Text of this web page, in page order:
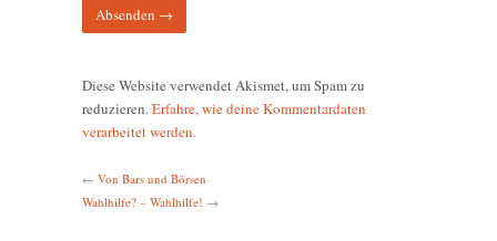
Diese Website verwendet Akismet, um Spam zu
reduzieren.Erfahre, wie deine Kommentardaten
verarbeitet werden.
← Von Bars und Börsen
Wahlhilfe? – Wahlhilfe! →